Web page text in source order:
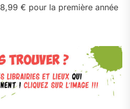
8,99 € pour la première année